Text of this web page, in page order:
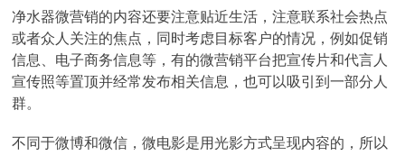
净水器微营销的内容还要注意贴近生活，注意联系社会热点
或者众人关注的焦点，同时考虑目标客户的情况，例如促销
信息、电子商务信息等，有的微营销平台把宣传片和代言人
宣传照等置顶并经常发布相关信息，也可以吸引到一部分人
群。
不同于微博和微信，微电影是用光影方式呈现内容的，所以